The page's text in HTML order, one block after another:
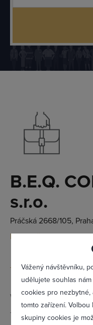
Vážený návštěvníku,
udělujete souhlas
cookies pro nezbytné,
tomto zařízení. Volbou
skupiny cookies je
B.E.Q.
s.r.o.
Práčská 2668/105,
Doporučit firmu
Web:
Telefon: